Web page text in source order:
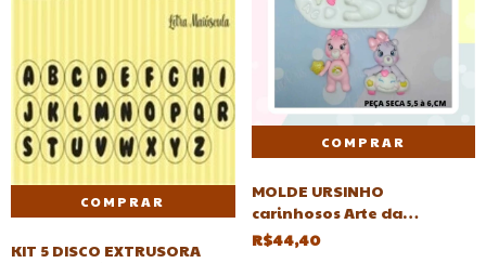
KIT 5 DISCO EXTRUSORA
MOLDE URSINHO
carinhosos Arte da
Cris(ursinhos carinhosos)
R$44,40